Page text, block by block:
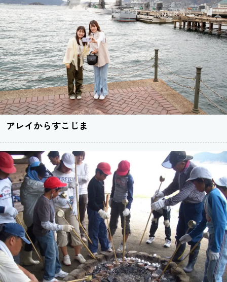
アレイからすこじま